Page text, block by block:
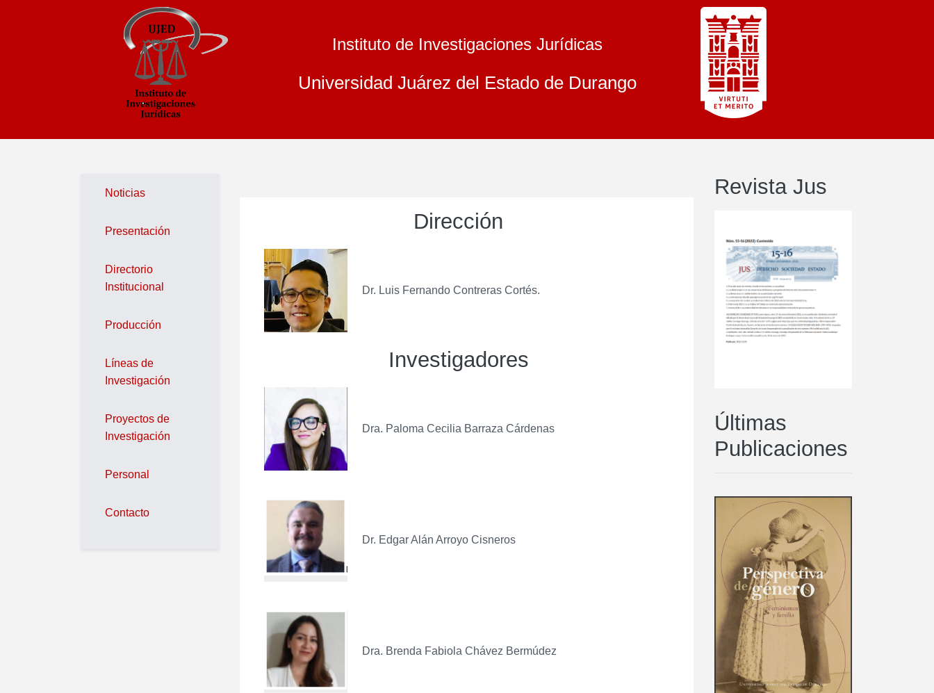
Instituto de Investigaciones Jurídicas
Universidad Juárez del Estado de Durango
Noticias
Presentación
Directorio
Institucional
Producción
Líneas de
Investigación
Proyectos de
Investigación
Personal
Contacto
Dirección
Dr. Luis Fernando Contreras Cortés.
Investigadores
Dra. Paloma Cecilia Barraza Cárdenas
Dr. Edgar Alán Arroyo Cisneros
Dra. Brenda Fabiola Chávez Bermúdez
Revista Jus
Últimas
Publicaciones